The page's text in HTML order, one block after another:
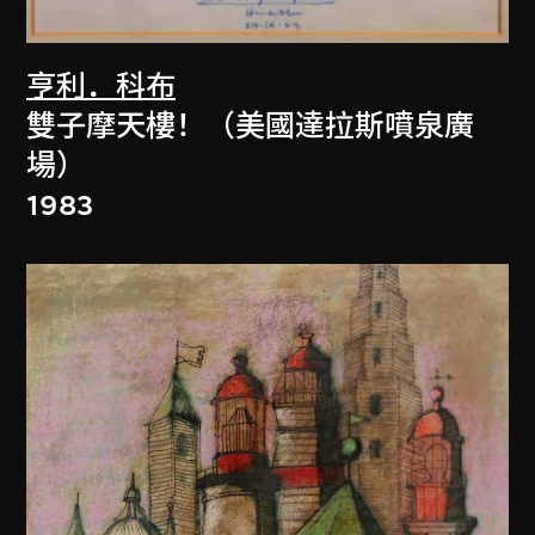
亨利．科布
雙子摩天樓！（美國達拉斯噴泉廣
場）
1983